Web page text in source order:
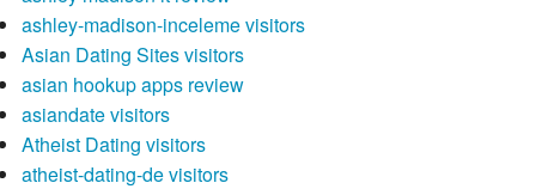
ashley-madison-inceleme visitors
Asian Dating Sites visitors
asian hookup apps review
asiandate visitors
Atheist Dating visitors
atheist-dating-de visitors